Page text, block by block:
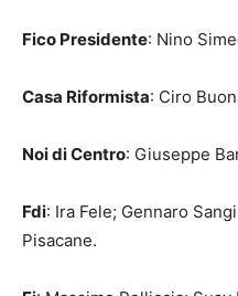
Fico Presidente: Nino
Casa Riformista: Ciro
Noi di Centro: Giuseppe
Fdi: Ira Fele; Gennaro
Pisacane.